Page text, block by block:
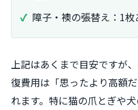
障子・襖の張替え：1
上記はあくまで目安ですが
復費用は「思ったより高額
れます。特に猫の爪とぎや